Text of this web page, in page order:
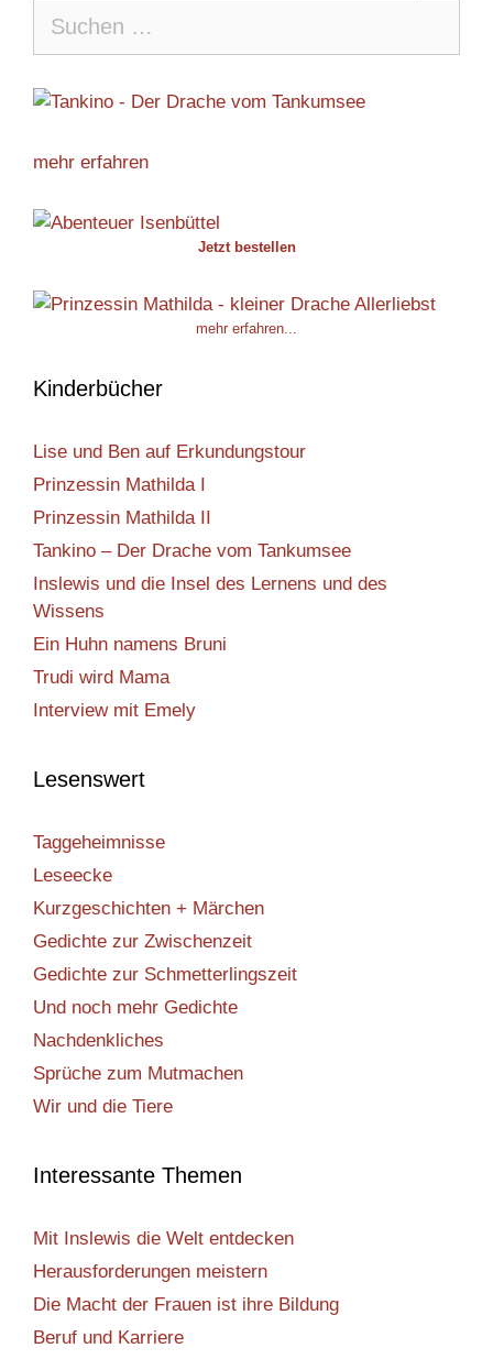
mehr erfahren
Jetzt bestellen
mehr erfahren...
Kinderbücher
Lise und Ben auf Erkundungstour
Prinzessin Mathilda I
Prinzessin Mathilda II
Tankino – Der Drache vom Tankumsee
Inslewis und die Insel des Lernens und des
Wissens
Ein Huhn namens Bruni
Trudi wird Mama
Interview mit Emely
Lesenswert
Taggeheimnisse
Leseecke
Kurzgeschichten + Märchen
Gedichte zur Zwischenzeit
Gedichte zur Schmetterlingszeit
Und noch mehr Gedichte
Nachdenkliches
Sprüche zum Mutmachen
Wir und die Tiere
Interessante Themen
Mit Inslewis die Welt entdecken
Herausforderungen meistern
Die Macht der Frauen ist ihre Bildung
Beruf und Karriere